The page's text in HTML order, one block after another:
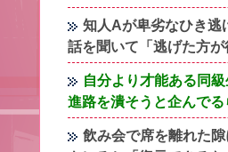
知人Aが卑劣なひき逃
話を聞いて「逃げた方
自分より才能ある同
進路を潰そうと企んでる
飲み会で席を離れた